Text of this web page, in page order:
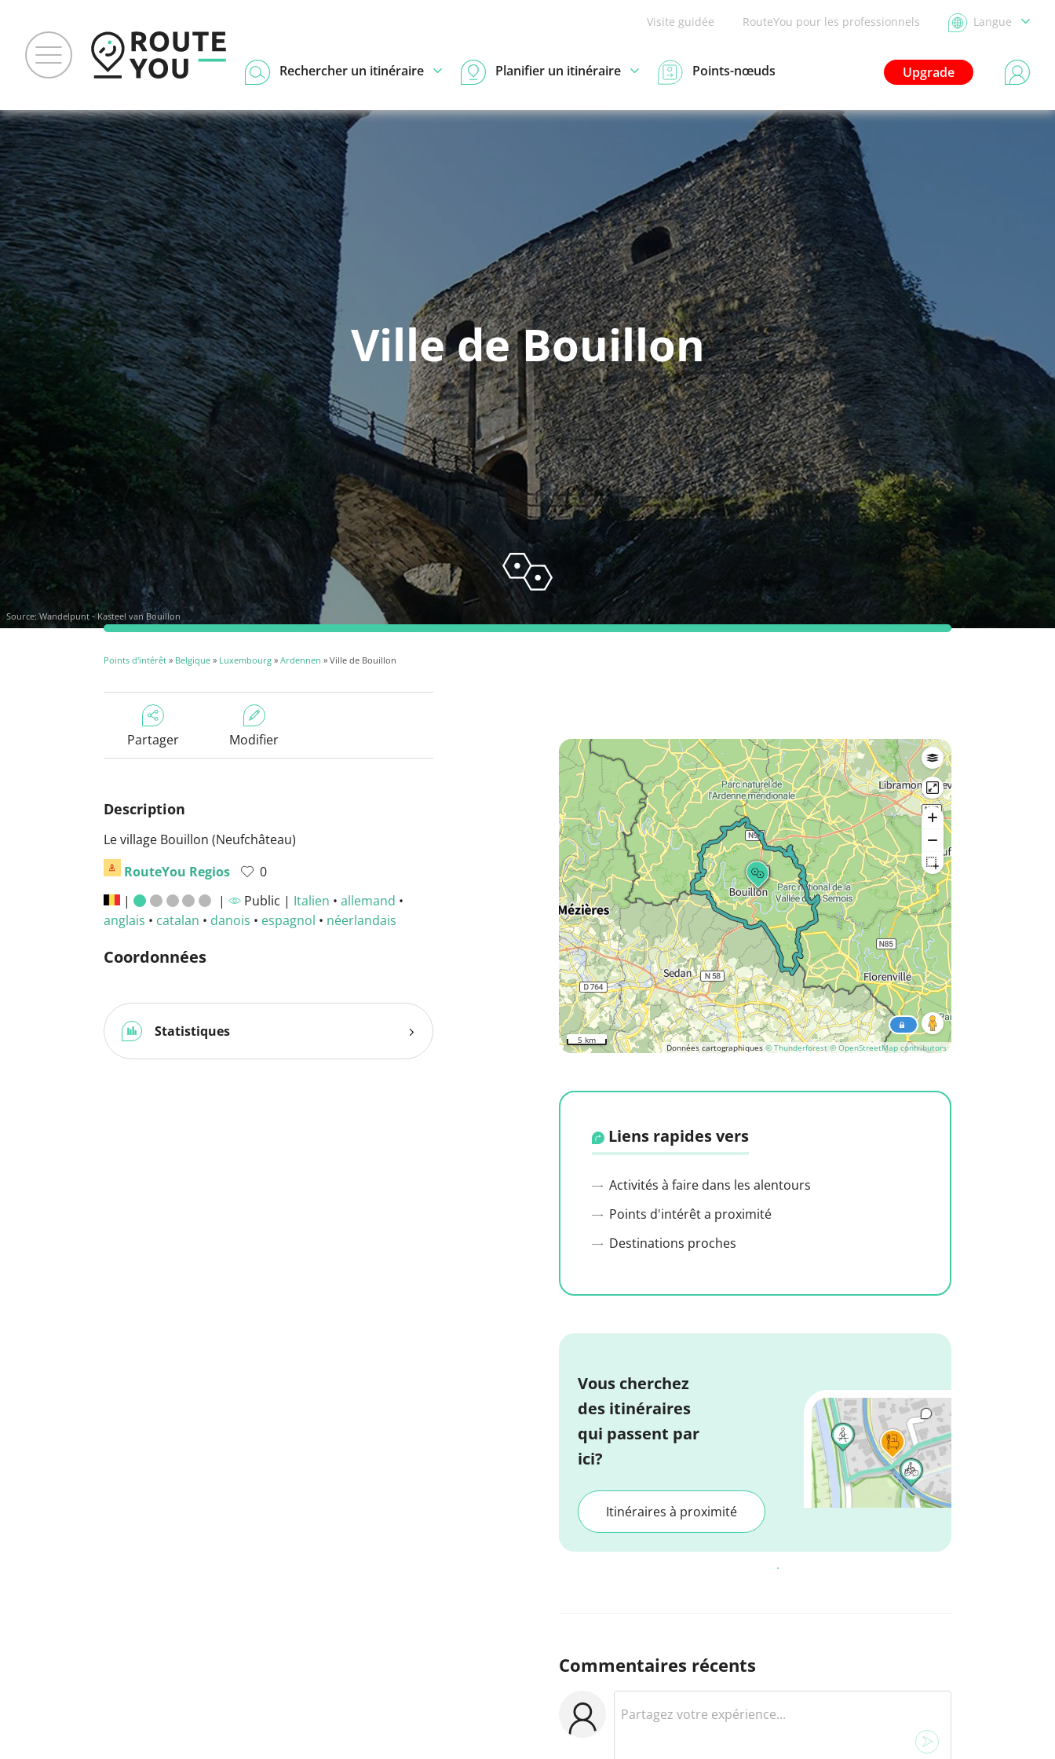
Visite guidée RouteYou pour les professionnels Langue
Upgrade
Rechercher un itinéraire Planifier un itinéraire Points-nœuds
Ville de Bouillon
Source: Wandelpunt - Kasteel van Bouillon
Points d'intérêt » Belgique » Luxembourg » Ardennen » Ville de Bouillon
Partager Modifier
Description
Le village Bouillon (Neufchâteau)
RouteYou Regios
0
|
| Public | Italien • allemand •
anglais • catalan • danois • espagnol • néerlandais
Coordonnées
Statistiques
Données cartographiques © Thunderforest © OpenStreetMap contributors
5 km
Liens rapides vers
Activités à faire dans les alentours
Points d'intérêt a proximité
Destinations proches
Vous cherchez
des itinéraires
qui passent par
ici?
Itinéraires à proximité
Commentaires récents